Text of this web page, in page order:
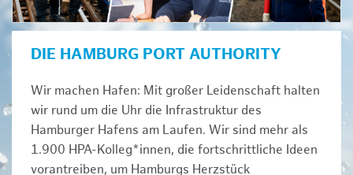
DIE HAMBURG PORT AUTHORITY
Wir machen Hafen: Mit großer Leidenschaft halten
wir rund um die Uhr die Infrastruktur des
Hamburger Hafens am Laufen. Wir sind mehr als
1.900 HPA-Kolleg*innen, die fortschrittliche Ideen
vorantreiben, um Hamburgs Herzstück